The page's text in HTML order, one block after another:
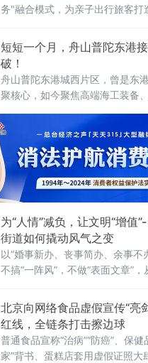
务"融合模式，为亲子出行旅客打
站、武汉东站设联动分会场，重
车亲子出行旅客打造特色服务。活
站依
短短一个月，舟山普陀东港
破！
舟山普陀东港城西片区，曾是东
聚核心，如今聚焦高端海工装备
批优质企业相继落地，汽车零售总
加速成型，新能源汽车集合店二
稳步推进，发展动能持续增强。
为“人情”减负，让文明“增值
街道如何撬动风气之变
以“婚事新办、丧事简办、余事不
不搞“一阵风”，不做“表面文章”，
常，走出一条系统化、常态化的移
北京向网络食品虚假宣传“亮
红线，全链条打击擦边球
普通食品宣称“治病”“防癌”、保健
家”背书、蛋糕店套用虚假证照